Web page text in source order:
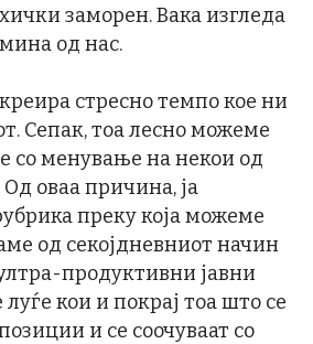
заморен. Вака изгледа
од нас.
стресно темпо кое ни
Сепак, тоа лесно можеме
со менување на некои од
оваа причина, ја
преку која можеме
од секојдневниот начин
продуктивни јавни
кои и покрај тоа што се
и се соочуваат со